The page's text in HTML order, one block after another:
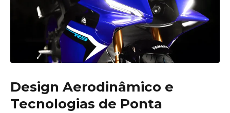
Design Aerodinâmico e
Tecnologias de Ponta